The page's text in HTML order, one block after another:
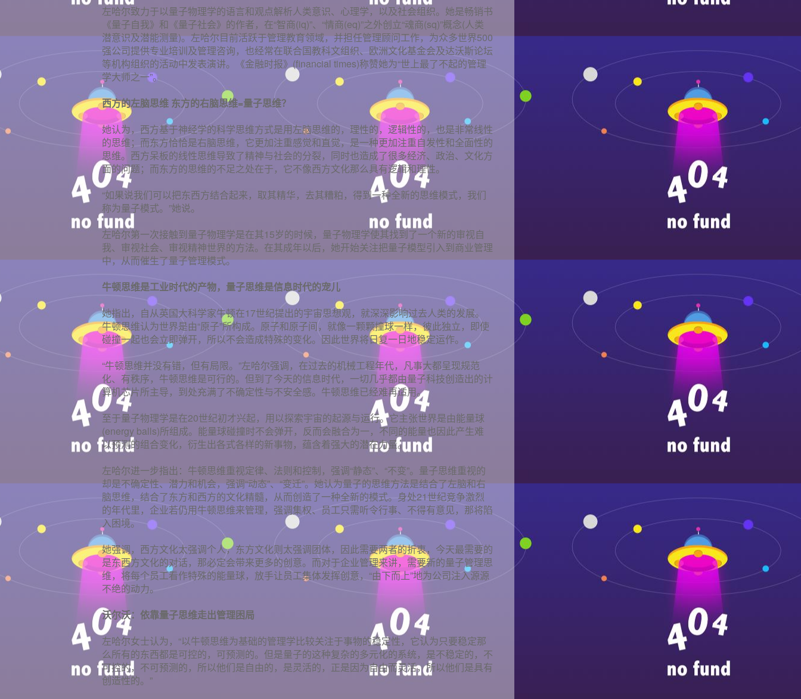
左哈尔致力于以量子物理学的语言和观点解析人类意识、心理学，以及社会组织。她是畅销书
《量子自我》和《量子社会》的作者，在“智商(iq)”、“情商(eq)”之外创立“魂商(sq)”概念(人类
潜意识及潜能测量)。左哈尔目前活跃于管理教育领域，并担任管理顾问工作，为众多世界500
强公司提供专业培训及管理咨询，也经常在联合国教科文组织、欧洲文化基金会及达沃斯论坛
等机构组织的活动中发表演讲。《金融时报》(financial times)称赞她为“世上最了不起的管理
学大师之一”。
西方的左脑思维 东方的右脑思维=量子思维？
她认为，西方基于神经学的科学思维方式是用左脑思维的，理性的，逻辑性的，也是非常线性
的思维；而东方恰恰是右脑思维，它更加注重感觉和直觉，是一种更加注重自发性和全面性的
思维。西方呆板的线性思维导致了精神与社会的分裂，同时也造成了很多经济、政治、文化方
面的问题；而东方的思维的不足之处在于，它不像西方文化那么具有逻辑和理性。
“如果说我们可以把东西方结合起来，取其精华，去其糟粕，得到一种全新的思维模式，我们
称为量子模式。”她说。
左哈尔第一次接触到量子物理学是在其15岁的时候，量子物理学使其找到了一个新的审视自
我、审视社会、审视精神世界的方法。在其成年以后，她开始关注把量子模型引入到商业管理
中，从而催生了量子管理模式。
牛顿思维是工业时代的产物，量子思维是信息时代的宠儿
她指出，自从英国大科学家牛顿在17世纪提出的宇宙思想观，就深深影响过去人类的发展。
牛顿思维认为世界是由“原子”所构成。原子和原子间，就像一颗颗撞球一样，彼此独立，即使
碰撞一起也会立即弹开，所以不会造成特殊的变化。因此世界将日复一日地稳定运作。
“牛顿思维并没有错，但有局限。”左哈尔强调，在过去的机械工程年代，凡事大都呈现规范
化、有秩序，牛顿思维是可行的。但到了今天的信息时代，一切几乎都由量子科技创造出的计
算机芯片所主导，到处充满了不确定性与不安全感。牛顿思维已经难再适用。
至于量子物理学是在20世纪初才兴起，用以探索宇宙的起源与运行。它主张世界是由能量球
(energy balls)所组成。能量球碰撞时不会弹开，反而会融合为一，不同的能量也因此产生难
以预测的组合变化，衍生出各式各样的新事物，蕴含着强大的潜在力量。
左哈尔进一步指出：牛顿思维重视定律、法则和控制，强调“静态”、“不变”。量子思维重视的
却是不确定性、潜力和机会，强调“动态”、“变迁”。她认为量子的思维方法是结合了左脑和右
脑思维，结合了东方和西方的文化精髓，从而创造了一种全新的模式。身处21世纪竞争激烈
的年代里，企业若仍用牛顿思维来管理，强调集权、员工只需听令行事、不得有意见，那将陷
入困境。
她强调，西方文化太强调个人，东方文化则太强调团体，因此需要两者的折衷，今天最需要的
是东西方文化的对话，那必定会带来更多的创意。而对于企业管理来讲，需要新的量子管理思
维，将每个员工看作特殊的能量球，放手让员工集体发挥创意，“由下而上”地为公司注入源源
不绝的动力。
沃尔沃：依靠量子思维走出管理困局
左哈尔女士认为，“以牛顿思维为基础的管理学比较关注于事物的稳定性，它认为只要稳定那
么所有的东西都是可控的，可预测的。但是量子的这种复杂的多元化的系统，是不稳定的，不
可控的，不可预测的，所以他们是自由的，是灵活的，正是因为自由而灵活，所以他们是具有
创造性的。”